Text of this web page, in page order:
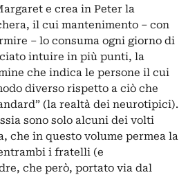
e crea in Peter la
il cui mantenimento – con
– lo consuma ogni giorno di
intuire in più punti, la
che indica le persone il cui
diverso rispetto a ciò che
(la realtà dei neurotipici).
sono solo alcuni dei volti
che in questo volume permea la
i fratelli (e
che però, portato via dal